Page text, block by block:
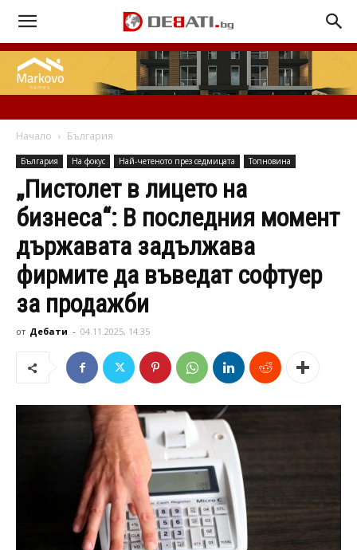
Начало България
България На фокус Най-четеното през седмицата Топновина
„Пистолет в лицето на
бизнеса“: В последния момент
държавата задължава
фирмите да въведат софтуер
за продажби
от Дебати - 04.11.2025, 14:35